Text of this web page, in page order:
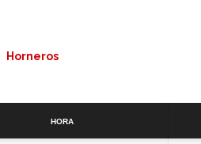
Horneros
Hora